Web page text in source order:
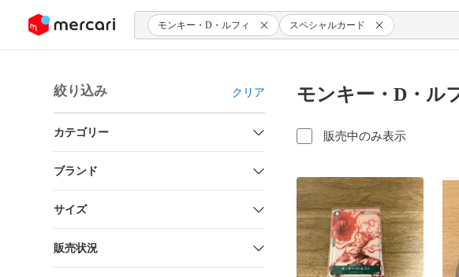
ツにスキップ モンキー・D・ルフィ スペシャルカード
絞り込み クリア
カテゴリー
ブランド
サイズ
販売状況
モンキー・D・ル
販売中のみ表示